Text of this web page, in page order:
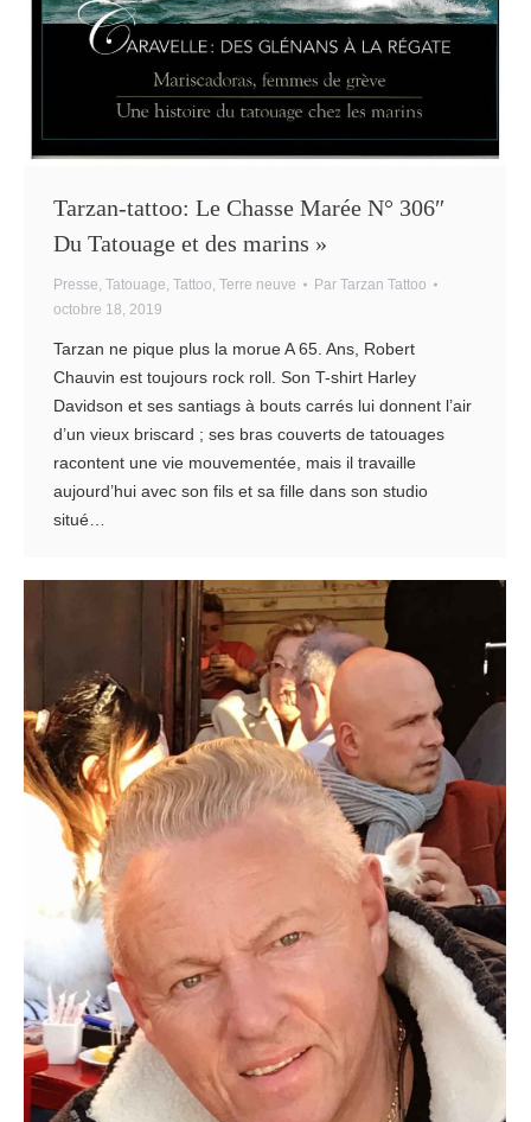
Tarzan-tattoo: Le Chasse Marée N° 306″
Du Tatouage et des marins »
Presse Tatouage Tattoo Terre neuve Par Tarzan Tattoo
octobre 18, 2019
Tarzan ne pique plus la morue A 65. Ans, Robert
Chauvin est toujours rock roll. Son T-shirt Harley
Davidson et ses santiags à bouts carrés lui donnent l’air
d’un vieux briscard ; ses bras couverts de tatouages
racontent une vie mouvementée, mais il travaille
aujourd’hui avec son fils et sa fille dans son studio
situé…